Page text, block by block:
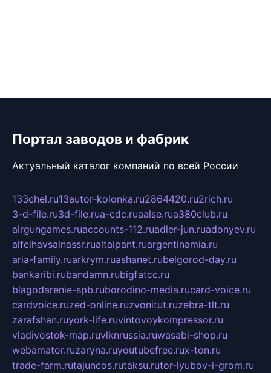
Портал заводов и фабрик
Актуальный каталог компаний по всей России
133chel.ru13autor-kolonka.ru2864420.ru2rich.ru
3-d-file.ru3d-file.rua-cdc.ruaalse.rua380club.ru
airgungames.ruaccounts-112.ruadler-jun.ruadonyev.ru
alfeihavsalnassr.rualtaipant.ruargentinamia.ru
aria-family.ruarkrym.ruashanet.rubelgorod-day.ru
bankaribi.rubandamn.rubigfatcc.ru
blagodarenie-spb.ruborodino-media.rucard-voice.ru
cardvoice.ruzed-online.ruzvonitut.ruzebra-tlt.ru
zarafshan.ruyork-life.ruvintovoykompressor.ru
vladivostok-map.ruvlknrussia.ruwasabi-shop.ru
webamator.ruzaryna.ruyoutubefree.rux-ton.ru
trade-farm.rutajuncos.rutaksu.rutor-lyubov-i-grom.ru